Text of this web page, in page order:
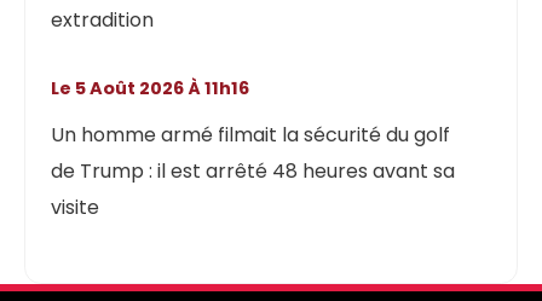
extradition
Un homme armé filmait la sécurité du golf
de Trump : il est arrêté 48 heures avant sa
visite
Le 5 Août 2026 À 11h16